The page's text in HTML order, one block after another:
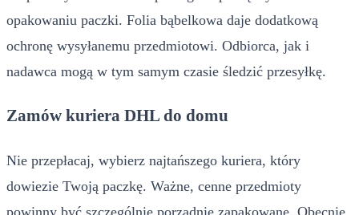
opakowaniu paczki. Folia bąbelkowa daje dodatkową
ochronę wysyłanemu przedmiotowi. Odbiorca, jak i
nadawca mogą w tym samym czasie śledzić przesyłkę.
Zamów kuriera DHL do domu
Nie przepłacaj, wybierz najtańszego kuriera, który
dowiezie Twoją paczkę. Ważne, cenne przedmioty
powinny być szczególnie porządnie zapakowane. Obecnie